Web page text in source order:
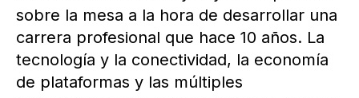
sobre la mesa a la hora de desarrollar una
carrera profesional que hace 10 años. La
tecnología y la conectividad, la economía
de plataformas y las múltiples